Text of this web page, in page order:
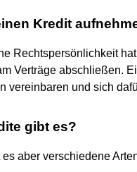
Kredit
Rechtspersönlichkeit
Verträge abschließen.
vereinbaren und sich
gibt es?
aber verschiedene